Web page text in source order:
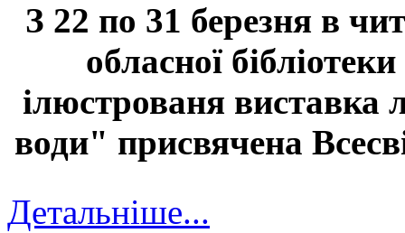
З 22 по 31 березня в
обласної
ілюстрованя виставка
води" присвячена
Детальніше...